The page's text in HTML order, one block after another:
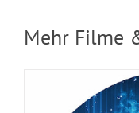
Mehr Filme